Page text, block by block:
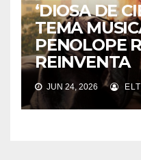
‘DIOSA DE
TEMA
PENOLOPE
REINVENTA
JUN 24, 2026